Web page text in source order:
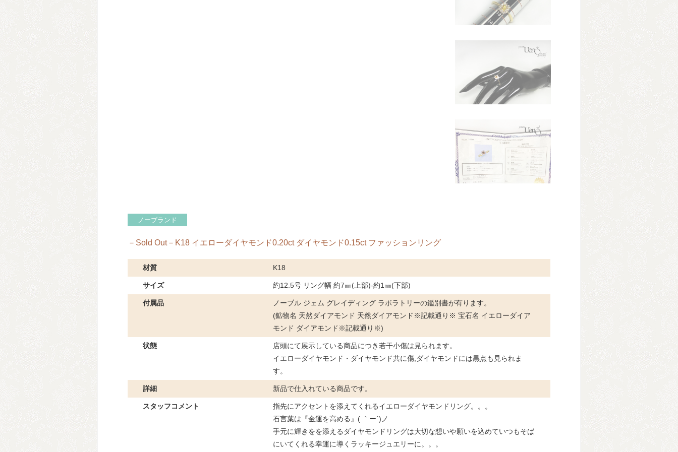
ノーブランド
－Sold Out－K18 イエローダイヤモンド0.20ct ダイヤモンド0.15ct ファッションリング
材質 K18
サイズ 約12.5号 リング幅 約7㎜(上部)-約1㎜(下部)
付属品
ノーブル ジェム グレイディング ラボラトリーの鑑別書が有ります。
(鉱物名 天然ダイアモンド 天然ダイアモンド※記載通り※ 宝石名 イエローダイア
モンド ダイアモンド※記載通り※)
状態
店頭にて展示している商品につき若干小傷は見られます。
イエローダイヤモンド・ダイヤモンド共に傷,ダイヤモンドには黒点も見られま
す。
詳細 新品で仕入れている商品です。
スタッフコメント
指先にアクセントを添えてくれるイエローダイヤモンドリング。。。
石言葉は『金運を高める』( ｀ー´)ノ
手元に輝きをを添えるダイヤモンドリングは大切な想いや願いを込めていつもそば
にいてくれる幸運に導くラッキージュエリーに。。。